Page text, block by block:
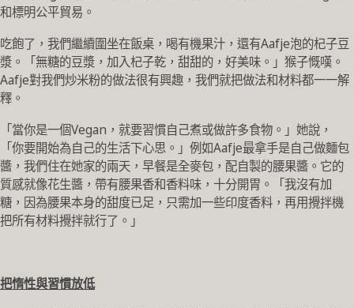
和標明公平貿易。
吃飽了，我們繼續圍坐在飯桌，喝有機果汁，還有Aafje泡的杞子豆
漿。「無糖的豆漿，加入杞子乾，甜甜的，好美味。」猴子慨嘆。
Aafje對我們炒米粉的做法很有興趣，我們就把做法和材料都一一解
釋。
「當你是一個Vegan，就要習慣自己煮或做許多食物。」她說，
「你要開始為自己的生活下心思。」例如Aafje最拿手是自己做麵包
醬，我們住在她家的兩天，早餐是全麥包，配自製的腰果醬。它的
質感就像花生醬，帶有腰果香和香料味，十分開胃。「我沒有加
糖，因為腰果本身的甜度已足，只需加一些印度香料，再用攪拌機
把所有材料攪拌就行了。」
把惰性與習慣放低